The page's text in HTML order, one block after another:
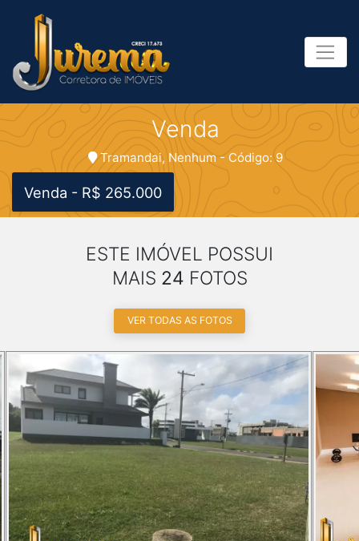
Venda
Tramandai, Nenhum - Código: 9
Venda - R$ 265.000
ESTE IMÓVEL POSSUI
MAIS 24 FOTOS
VER TODAS AS FOTOS